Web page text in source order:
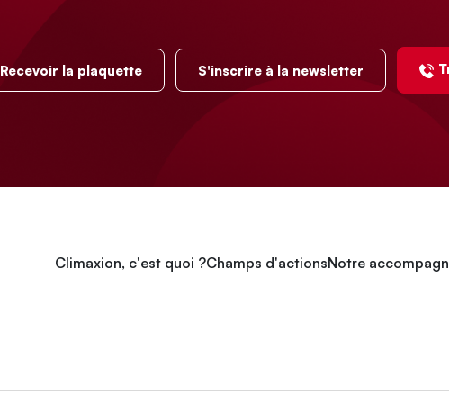
Recevoir la plaquette S'inscrire à la newsletter
Climaxion, c'est quoi ?Champs d'actionsNotre